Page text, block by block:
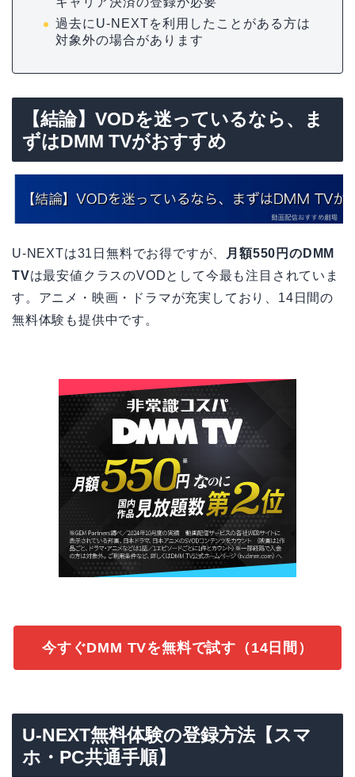
過去にU-NEXTを利用したことがある方は
対象外の場合があります
【結論】VODを迷っているなら、ま
ずはDMM TVがおすすめ
U-NEXTは31日無料でお得ですが、
月額550円のDMM
TVは最安値クラスのVODとして今最も注目されていま
す。アニメ・映画・ドラマが充実しており、14日間の
無料体験も提供中です。
今すぐDMM TVを無料で試す（14日間）
U-NEXT無料体験の登録方法【スマ
ホ・PC共通手順】